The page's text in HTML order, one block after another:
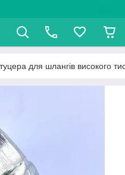
для шлангів високого